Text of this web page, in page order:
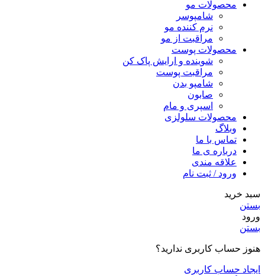
محصولات مو
شامپوسر
نرم کننده مو
مراقبت از مو
محصولات پوست
شوینده و ارایش پاک کن
مراقبت پوست
شامپو بدن
صابون
اسپری و مام
محصولات سلولزی
وبلاگ
تماس با ما
درباره ی ما
علاقه مندی
ورود / ثبت نام
سبد خرید
بستن
ورود
بستن
هنوز حساب کاربری ندارید؟
ایجاد حساب کاربری